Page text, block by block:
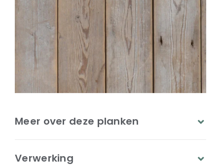
Meer over deze planken
Verwerking